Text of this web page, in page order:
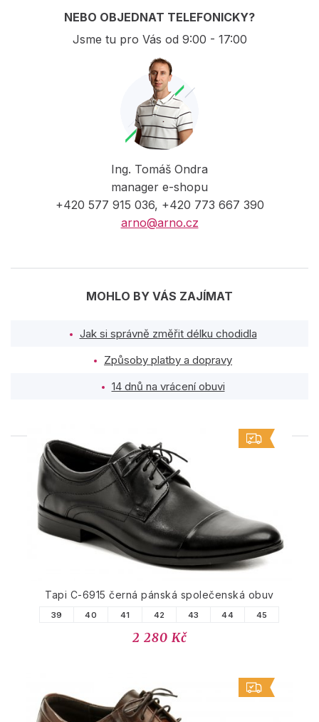
NEBO OBJEDNAT TELEFONICKY?
Jsme tu pro Vás od 9:00 - 17:00
Ing. Tomáš Ondra
manager e-shopu
+420 577 915 036, +420 773 667 390
arno@arno.cz
MOHLO BY VÁS ZAJÍMAT
Jak si správně změřit délku chodidla
Způsoby platby a dopravy
14 dnů na vrácení obuvi
PODOBNÉ PRODUKTY
Tapi C-6915 černá pánská společenská obuv
39 40 41 42 43 44 45
2 280 Kč